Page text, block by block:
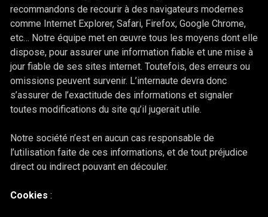
recommandons de recourir à des navigateurs modernes
comme Internet Explorer, Safari, Firefox, Google Chrome,
etc… Notre équipe met en œuvre tous les moyens dont elle
dispose, pour assurer une information fiable et une mise à
jour fiable de ses sites internet. Toutefois, des erreurs ou
omissions peuvent survenir. L’internaute devra donc
s’assurer de l’exactitude des informations et signaler
toutes modifications du site qu’il jugerait utile.
Notre société n’est en aucun cas responsable de
l’utilisation faite de ces informations, et de tout préjudice
direct ou indirect pouvant en découler.
Cookies :